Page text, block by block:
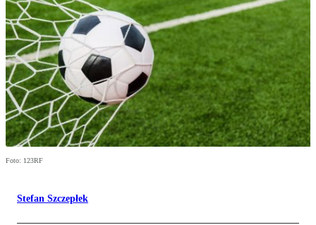
Foto: 123RF
Stefan Szczepłek